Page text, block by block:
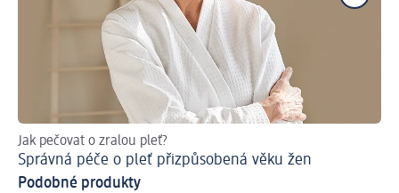
Jak pečovat o zralou pleť?
Správná péče o pleť přizpůsobená věku žen
Podobné produkty